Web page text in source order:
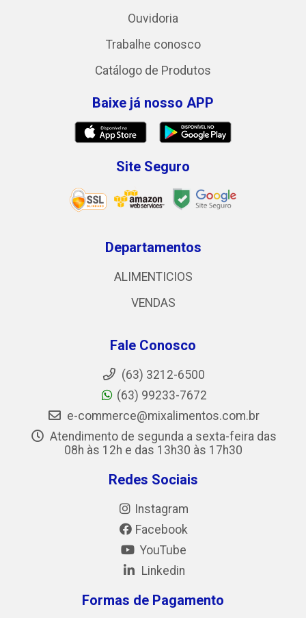
Ouvidoria
Trabalhe conosco
Catálogo de Produtos
Baixe já nosso APP
Site Seguro
Departamentos
ALIMENTICIOS
VENDAS
Fale Conosco
(63) 3212-6500
(63) 99233-7672
e-commerce@mixalimentos.com.br
Atendimento de segunda a sexta-feira das
08h às 12h e das 13h30 às 17h30
Redes Sociais
Instagram
Facebook
YouTube
Linkedin
Formas de Pagamento